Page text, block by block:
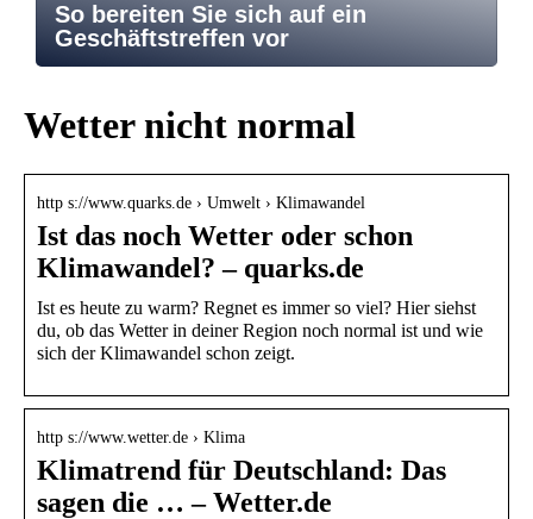
So bereiten Sie sich auf ein
Geschäftstreffen vor
Wetter nicht normal
http s://www.quarks.de › Umwelt › Klimawandel
Ist das noch Wetter oder schon
Klimawandel? – quarks.de
Ist es heute zu warm? Regnet es immer so viel? Hier siehst
du, ob das Wetter in deiner Region noch normal ist und wie
sich der Klimawandel schon zeigt.
http s://www.wetter.de › Klima
Klimatrend für Deutschland: Das
sagen die … – Wetter.de